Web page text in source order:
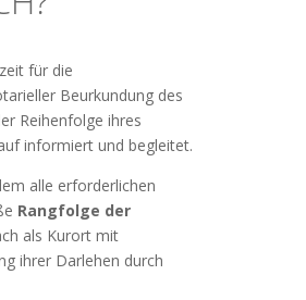
für die
Beurkundung des
Reihenfolge ihres
informiert und begleitet.
alle erforderlichen
Rangfolge der
als Kurort mit
ihrer Darlehen durch